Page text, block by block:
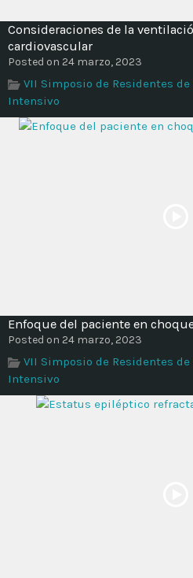
Consideraciones de la
cardiovascular
Posted on 24 marzo, 2023
VII Simposio de Residentes
Intensivo
Enfoque del paciente en
Posted on 24 marzo, 2023
VII Simposio de Residentes
Intensivo